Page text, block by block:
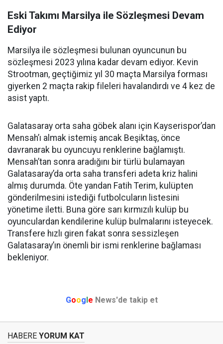
Eski Takımı Marsilya ile Sözleşmesi Devam
Ediyor
Marsilya ile sözleşmesi bulunan oyuncunun bu
sözleşmesi 2023 yılına kadar devam ediyor. Kevin
Strootman, geçtiğimiz yıl 30 maçta Marsilya forması
giyerken 2 maçta rakip fileleri havalandırdı ve 4 kez de
asist yaptı.
Galatasaray orta saha göbek alanı için Kayserispor’dan
Mensah’ı almak istemiş ancak Beşiktaş, önce
davranarak bu oyuncuyu renklerine bağlamıştı.
Mensah’tan sonra aradığını bir türlü bulamayan
Galatasaray’da orta saha transferi adeta kriz halini
almış durumda. Öte yandan Fatih Terim, kulüpten
gönderilmesini istediği futbolcuların listesini
yönetime iletti. Buna göre sarı kırmızılı kulüp bu
oyunculardan kendilerine kulüp bulmalarını isteyecek.
Transfere hızlı giren fakat sonra sessizleşen
Galatasaray’ın önemli bir ismi renklerine bağlaması
bekleniyor.
Google News'de takip et
HABERE YORUM KAT